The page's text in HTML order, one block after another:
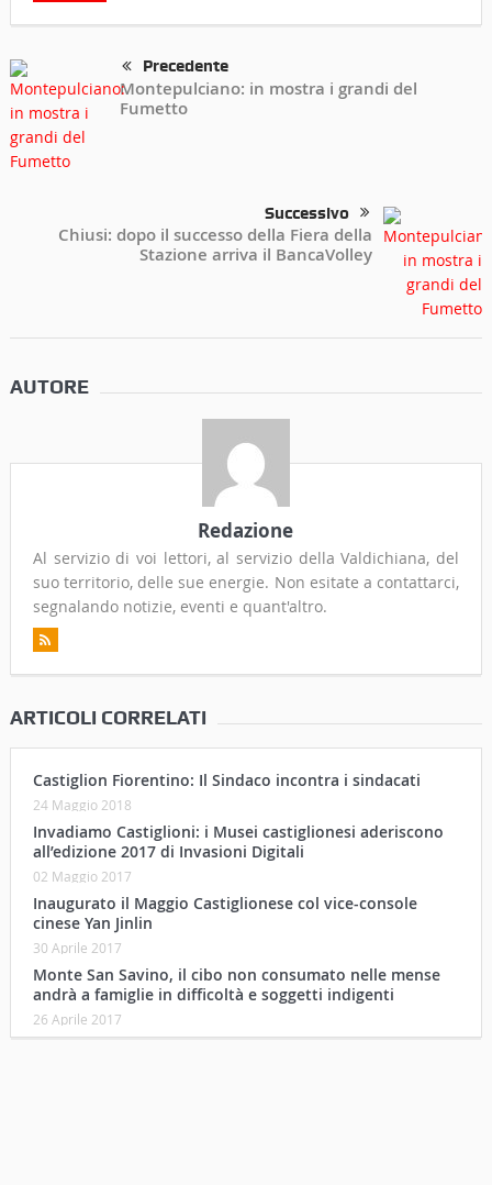
Precedente
Montepulciano: in mostra i grandi del
Fumetto
Successivo
Chiusi: dopo il successo della Fiera della
Stazione arriva il BancaVolley
AUTORE
Redazione
Al servizio di voi lettori, al servizio della Valdichiana, del
suo territorio, delle sue energie. Non esitate a contattarci,
segnalando notizie, eventi e quant'altro.
ARTICOLI CORRELATI
Castiglion Fiorentino: Il Sindaco incontra i sindacati
24 Maggio 2018
Invadiamo Castiglioni: i Musei castiglionesi aderiscono
all’edizione 2017 di Invasioni Digitali
02 Maggio 2017
Inaugurato il Maggio Castiglionese col vice-console
cinese Yan Jinlin
30 Aprile 2017
Monte San Savino, il cibo non consumato nelle mense
andrà a famiglie in difficoltà e soggetti indigenti
26 Aprile 2017